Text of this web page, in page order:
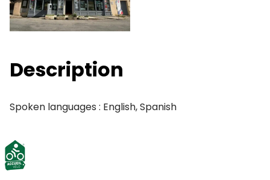
Description
Spoken languages : English, Spanish